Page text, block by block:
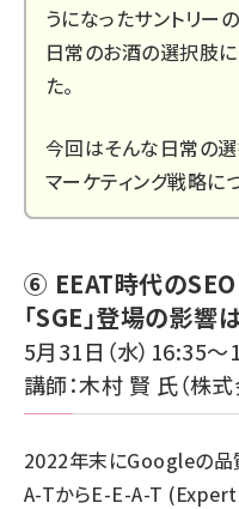
うになったサントリー
日常のお酒の選択肢
た。
今回はそんな日常の選
マーケティング戦略に
⑥ EEAT時代の
「SGE」登場の影響
5月31日（水）16:35
講師：木村 賢 氏（株
2022年末にGoogleの品
A-TからE-E-A-T